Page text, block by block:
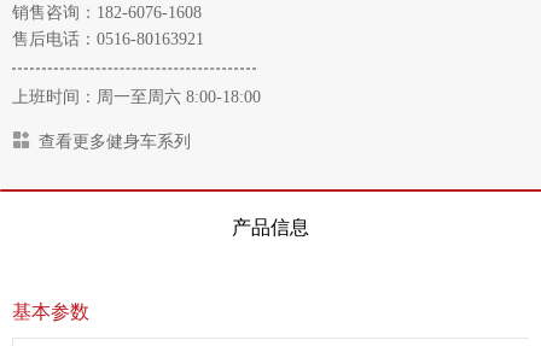
销售咨询：182-6076-1608
售后电话：0516-80163921
上班时间：周一至周六 8:00-18:00
查看更多健身车系列
产品信息
基本参数